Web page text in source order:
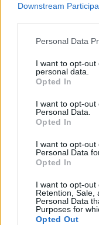
Downstream
Please note that this
not limited to your
grant or deny
use your data for
consent section.
Personal Data
I want to opt-
personal data.
Opted In
I want to opt-out
Personal Data.
Opted In
I want to opt-
Personal Data
Opted In
I want to opt-out
Retention, Sale,
Personal Data
Purposes for
Opted Out
társadalmi
mindennapi
Az Alba Regia
számukra azért is
előadás Petőfi életét
fel. Majoros Róbert
együttműködésben
esett a választás a
mondta el Ruff
igazgatója. A